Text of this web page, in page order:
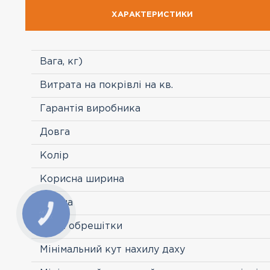
ХАРАКТЕРИСТИКИ
Вага, кг)
Витрата на покрівлі на кв.
Гарантія виробника
Довга
Колір
Корисна ширина
Країна
Крок обрешітки
Мінімальний кут нахилу даху